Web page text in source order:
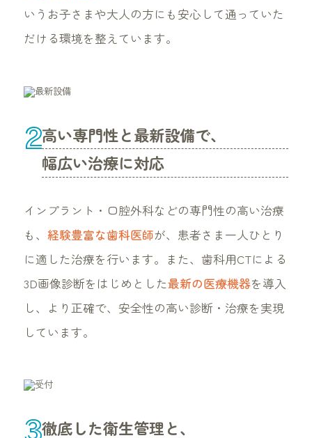
いうお子さまや大人の方にも安心して通っていた
だける環境を整えています。
2高い専門性と最新設備で、
幅広い治療に対応
インプラント・口腔外科などの専門性の高い治療
も、 経験豊富な歯科医師が、患者さま一人ひとり
に適した治療を行います。また、歯科用CTによる
3D画像診断をはじめとした最新の医療機器を導入
し、より正確で、安全性の高い診断・治療を実現
しています。
徹底した衛生管理と、